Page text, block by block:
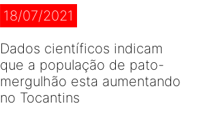
18/07/2021
Dados científicos indicam
que a população de pato-
mergulhão esta aumentando
no Tocantins